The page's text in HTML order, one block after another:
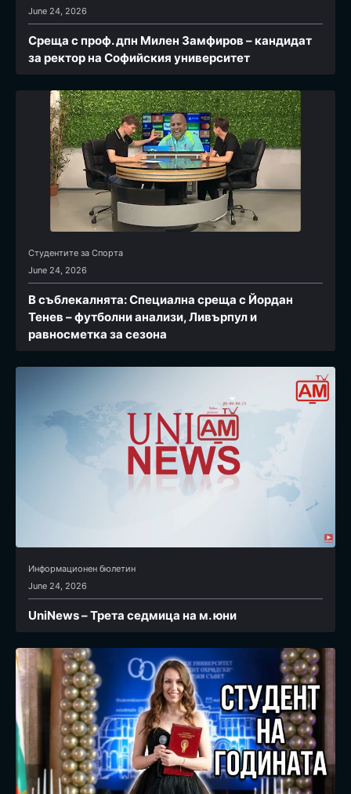
June 24, 2026
Среща с проф. дпн Милен Замфиров – кандидат
за ректор на Софийския университет
Студентите за Спортa
June 24, 2026
В съблекалнята: Специална среща с Йордан
Тенев – футболни анализи, Ливърпул и
равносметка за сезона
Информационен бюлетин
June 24, 2026
UniNews – Трета седмица на м. юни